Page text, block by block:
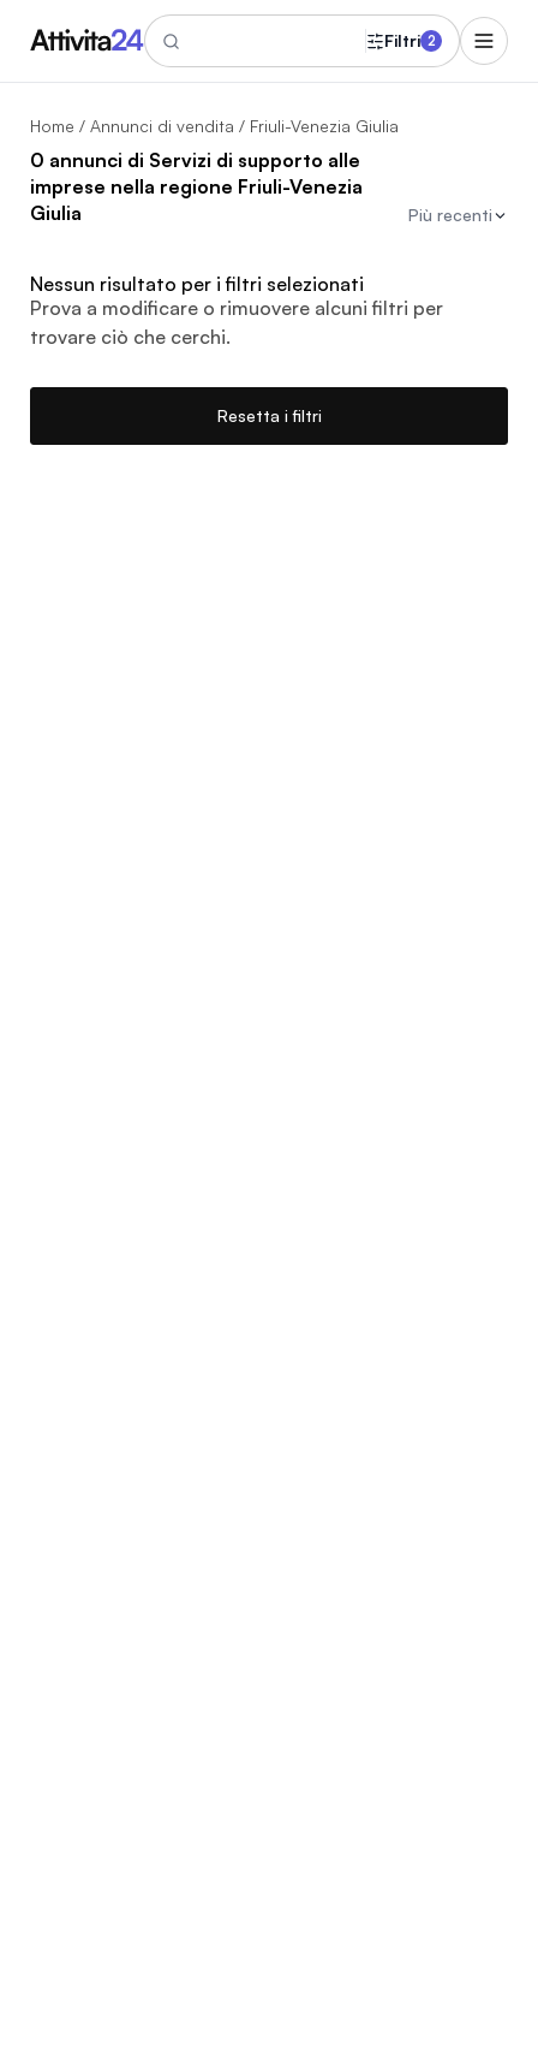
Filtri 2
Home / Annunci di vendita / Friuli-Venezia Giulia
0 annunci di Servizi di supporto alle
imprese nella regione Friuli-Venezia
Giulia
Più recenti
Nessun risultato per i filtri selezionati
Prova a modificare o rimuovere alcuni filtri per
trovare ciò che cerchi.
Resetta i filtri